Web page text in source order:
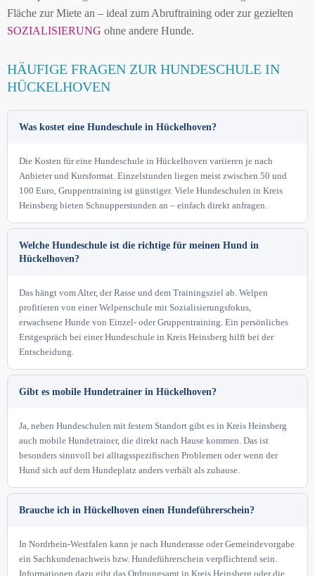
Fläche zur Miete an – ideal zum Abruftraining oder zur gezielten
SOZIALISIERUNG ohne andere Hunde.
HÄUFIGE FRAGEN ZUR HUNDESCHULE IN
HÜCKELHOVEN
Was kostet eine Hundeschule in Hückelhoven?
Die Kosten für eine Hundeschule in Hückelhoven variieren je nach
Anbieter und Kursformat. Einzelstunden liegen meist zwischen 50 und
100 Euro, Gruppentraining ist günstiger. Viele Hundeschulen in Kreis
Heinsberg bieten Schnupperstunden an – einfach direkt anfragen.
Welche Hundeschule ist die richtige für meinen Hund in
Hückelhoven?
Das hängt vom Alter, der Rasse und dem Trainingsziel ab. Welpen
profitieren von einer Welpenschule mit Sozialisierungsfokus,
erwachsene Hunde von Einzel- oder Gruppentraining. Ein persönliches
Erstgespräch bei einer Hundeschule in Kreis Heinsberg hilft bei der
Entscheidung.
Gibt es mobile Hundetrainer in Hückelhoven?
Ja, neben Hundeschulen mit festem Standort gibt es in Kreis Heinsberg
auch mobile Hundetrainer, die direkt nach Hause kommen. Das ist
besonders sinnvoll bei alltagsspezifischen Problemen oder wenn der
Hund sich auf dem Hundeplatz anders verhält als zuhause.
Brauche ich in Hückelhoven einen Hundeführerschein?
In Nordrhein-Westfalen kann je nach Hunderasse oder Gemeindevorgabe
ein Sachkundenachweis bzw. Hundeführerschein verpflichtend sein.
Informationen dazu gibt das Ordnungsamt in Kreis Heinsberg oder die